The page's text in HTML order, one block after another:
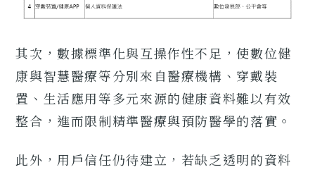
其次，數據標準化與互操作性不足，使數位健
康與智慧醫療等分別來自醫療機構、穿戴裝
置、生活應用等多元來源的健康資料難以有效
整合，進而限制精準醫療與預防醫學的落實。
此外，用戶信任仍待建立，若缺乏透明的資料